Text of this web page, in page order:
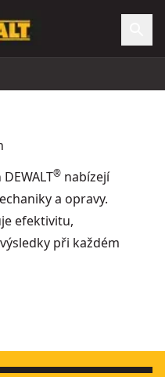
® nabízejí
a opravy.
efektivitu,
při každém